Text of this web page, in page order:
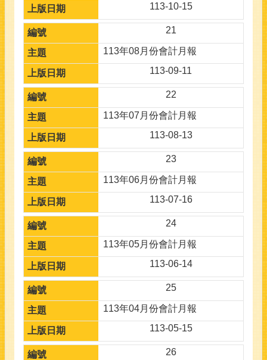
113-10-15
21
113年08月份會計月報
113-09-11
22
113年07月份會計月報
113-08-13
23
113年06月份會計月報
113-07-16
24
113年05月份會計月報
113-06-14
25
113年04月份會計月報
113-05-15
26